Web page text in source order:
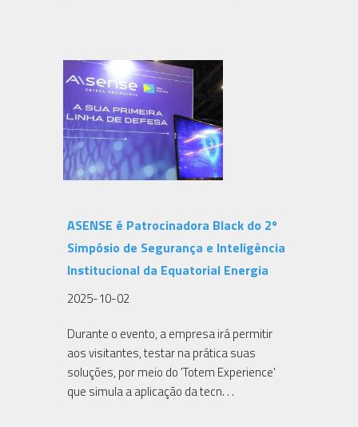
ASENSE é Patrocinadora Black do 2º
Simpósio de Segurança e Inteligência
Institucional da Equatorial Energia
2025-10-02
Durante o evento, a empresa irá permitir
aos visitantes, testar na prática suas
soluções, por meio do 'Totem Experience'
que simula a aplicação da tecn. . .